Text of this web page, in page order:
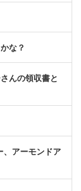
な？
んの領収書と
、アーモンドア